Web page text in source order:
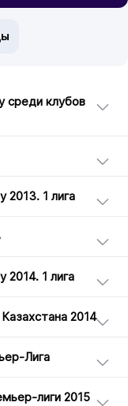
среди клубов
2013. 1 лига
2014. 1 лига
2014
Лига
лиги 2015